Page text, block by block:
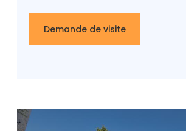
Demande de visite